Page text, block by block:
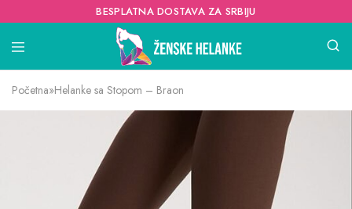
BESPLATNA DOSTAVA ZA SRBIJU
Početna»Helanke sa Stopom – Braon